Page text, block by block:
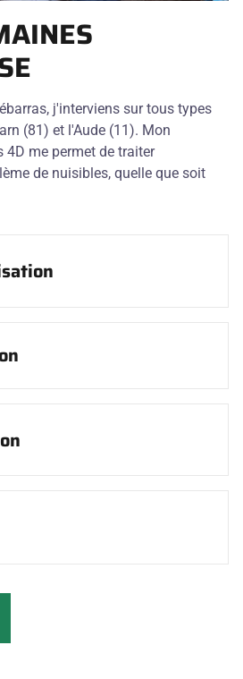
j'interviens sur tous types
(81) et l'Aude (11). Mon
4D me permet de traiter
de nuisibles, quelle que soit